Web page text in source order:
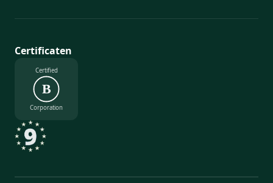
Certificaten
Certified
B
Corporation